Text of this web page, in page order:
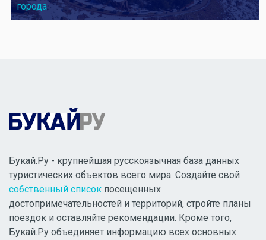
города
Букай.Ру - крупнейшая русскоязычная база данных
туристических объектов всего мира. Создайте свой
собственный список посещенных
достопримечательностей и территорий, стройте планы
поездок и оставляйте рекомендации. Кроме того,
Букай.Ру объединяет информацию всех основных